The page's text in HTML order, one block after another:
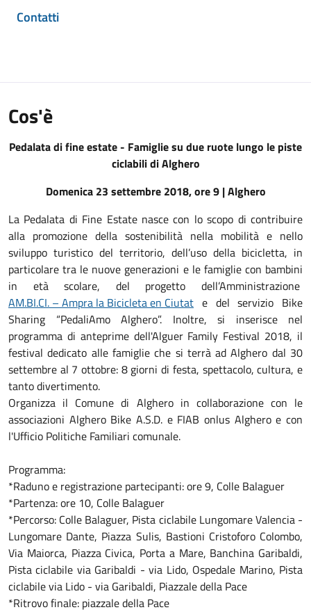
Contatti
Cos'è
Pedalata di fine estate - Famiglie su due ruote lungo le piste
ciclabili di Alghero
Domenica 23 settembre 2018, ore 9 | Alghero
La Pedalata di Fine Estate nasce con lo scopo di contribuire
alla promozione della sostenibilità nella mobilità e nello
sviluppo turistico del territorio, dell’uso della bicicletta, in
particolare tra le nuove generazioni e le famiglie con bambini
in età scolare, del progetto dell’Amministrazione
AM.BI.CI. – Ampra la Bicicleta en Ciutat e del servizio Bike
Sharing “PedaliAmo Alghero”. Inoltre, si inserisce nel
programma di anteprime dell'Alguer Family Festival 2018, il
festival dedicato alle famiglie che si terrà ad Alghero dal 30
settembre al 7 ottobre: 8 giorni di festa, spettacolo, cultura, e
tanto divertimento.
Organizza il Comune di Alghero in collaborazione con le
associazioni Alghero Bike A.S.D. e FIAB onlus Alghero e con
l'Ufficio Politiche Familiari comunale.
Programma:
*Raduno e registrazione partecipanti: ore 9, Colle Balaguer
*Partenza: ore 10, Colle Balaguer
*Percorso: Colle Balaguer, Pista ciclabile Lungomare Valencia -
Lungomare Dante, Piazza Sulis, Bastioni Cristoforo Colombo,
Via Maiorca, Piazza Civica, Porta a Mare, Banchina Garibaldi,
Pista ciclabile via Garibaldi - via Lido, Ospedale Marino, Pista
ciclabile via Lido - via Garibaldi, Piazzale della Pace
*Ritrovo finale: piazzale della Pace